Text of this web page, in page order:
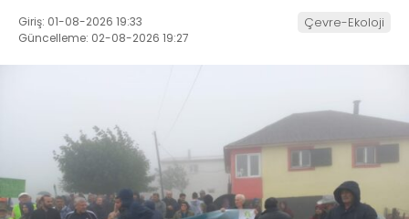
Giriş: 01-08-2026 19:33
Güncelleme: 02-08-2026 19:27
Çevre-Ekoloji